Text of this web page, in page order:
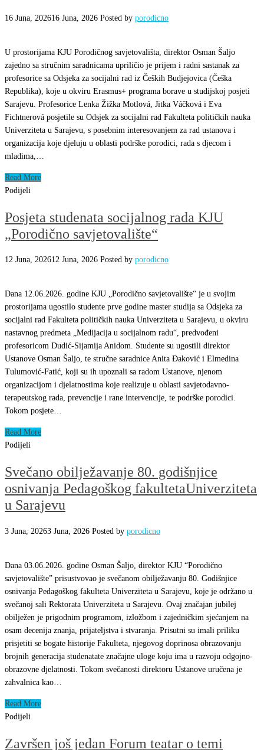
16 Juna, 202616 Juna, 2026 Posted by porodicno
U prostorijama KJU Porodičnog savjetovališta, direktor Osman Šaljo
zajedno sa stručnim saradnicama upriličio je prijem i radni sastanak za
profesorice sa Odsjeka za socijalni rad iz Čeških Budjejovica (Češka
Republika), koje u okviru Erasmus+ programa borave u studijskoj posjeti
Sarajevu. Profesorice Lenka Žižka Motlová, Jitka Váčková i Eva
Fichtnerová posjetile su Odsjek za socijalni rad Fakulteta političkih nauka
Univerziteta u Sarajevu, s posebnim interesovanjem za rad ustanova i
organizacija koje djeluju u oblasti podrške porodici, rada s djecom i
mladima,…
Read More
Podijeli
Posjeta studenata socijalnog rada KJU
„Porodično savjetovalište“
12 Juna, 202612 Juna, 2026 Posted by porodicno
Dana 12.06.2026. godine KJU „Porodično savjetovalište“ je u svojim
prostorijama ugostilo studente prve godine master studija sa Odsjeka za
socijalni rad Fakulteta političkih nauka Univerziteta u Sarajevu, u okviru
nastavnog predmeta „Medijacija u socijalnom radu“, predvođeni
profesoricom Dudić-Sijamija Anidom. Studente su ugostili direktor
Ustanove Osman Šaljo, te stručne saradnice Anita Đaković i Elmedina
Tulumović-Fatić, koji su ih upoznali sa radom Ustanove, njenom
organizacijom i djelatnostima koje realizuje u oblasti savjetodavno-
terapeutskog rada, prevencije i rane intervencije, te podrške porodici.
Tokom posjete…
Read More
Podijeli
Svečano obilježavanje 80. godišnjice
osnivanja Pedagoškog fakultetaUniverziteta
u Sarajevu
3 Juna, 20263 Juna, 2026 Posted by porodicno
Dana 03.06.2026. godine Osman Šaljo, direktor KJU “Porodično
savjetovalište” prisustvovao je svečanom obilježavanju 80. Godišnjice
osnivanja Pedagoškog fakulteta Univerziteta u Sarajevu, koje je održano u
svečanoj sali Rektorata Univerziteta u Sarajevu. Ovaj značajan jubilej
obilježen je prigodnim programom, izložbom i zajedničkim sjećanjem na
osam decenija znanja, prijateljstva i stvaranja. Prisutni su imali priliku
prisjetiti se bogate historije Fakulteta, njegovog doprinosa obrazovanju
brojnih generacija studenatate značajne uloge koju ima u razvoju odgojno-
obrazovne djelatnosti. Tokom svečanosti direktoru Ustanove uručena je
zahvalnica kao…
Read More
Podijeli
Završen još jedan Forum teatar o temi